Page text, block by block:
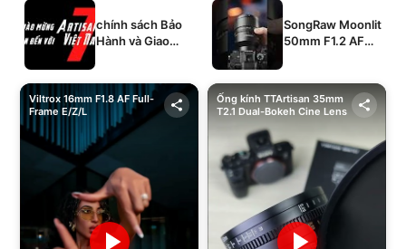
chính sách Bảo
Hành và Giao
SongRaw Moonlit
50mm F1.2 AF
Viltrox 16mm F1.8 AF Full-
Frame E/Z/L
Ống kính TTArtisan 35mm
T2.1 Dual-Bokeh Cine Lens